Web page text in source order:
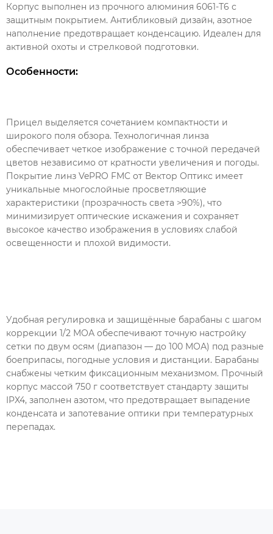
Корпус выполнен из прочного алюминия 6061-Т6 с
защитным покрытием. Антибликовый дизайн, азотное
наполнение предотвращает конденсацию. Идеален для
активной охоты и стрелковой подготовки.
Особенности:
Прицел выделяется сочетанием компактности и
широкого поля обзора. Технологичная линза
обеспечивает четкое изображение с точной передачей
цветов независимо от кратности увеличения и погоды.
Покрытие линз VePRO FMC от Вектор Оптикс имеет
уникальные многослойные просветляющие
характеристики (прозрачность света >90%), что
минимизирует оптические искажения и сохраняет
высокое качество изображения в условиях слабой
освещенности и плохой видимости.
Удобная регулировка и защищённые барабаны с шагом
коррекции 1/2 МОА обеспечивают точную настройку
сетки по двум осям (диапазон — до 100 МОА) под разные
боеприпасы, погодные условия и дистанции. Барабаны
снабжены четким фиксационным механизмом. Прочный
корпус массой 750 г соответствует стандарту защиты
IPX4, заполнен азотом, что предотвращает выпадение
конденсата и запотевание оптики при температурных
перепадах.